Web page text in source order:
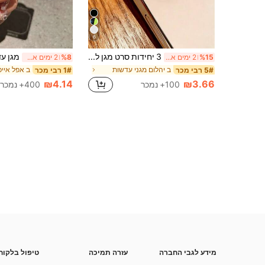
6
%15 2 ימים אחרונים 3 יחידות סרט מגן לעדשת מצלמה עבור , עם טבעת יהלום מתכתית מבריקה וסרט עמיד לשריטות בדרגת קשיות 9H, אביזר אופנתי, כיסוי הגנה ארגונומי, תואם ל- 17 Pro Max/17 Pro/17 Air/17/16 Pro Max/16 Pro/16 Plus/16/15 Pro Max/15 Pro/15 Plus/15/14/13/12/11
5# רבי מכר ב יהלום מגני עדשות
₪3.66 100+ נמכר
%8 2 ימים אחרונים
1# רבי מכר
₪4.14 400+ נמכר
מידע לגבי החברה
עזרה תמיכה
טיפול